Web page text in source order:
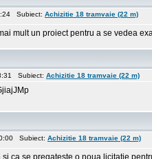
Subiect: Achizitie 18 tramvaie (22 m)
mult un proiect pentru a se vedea
Subiect: Achizitie 18 tramvaie (22 m)
Subiect: Achizitie 18 tramvaie (22 m)
ca se pregateste o noua licitatie